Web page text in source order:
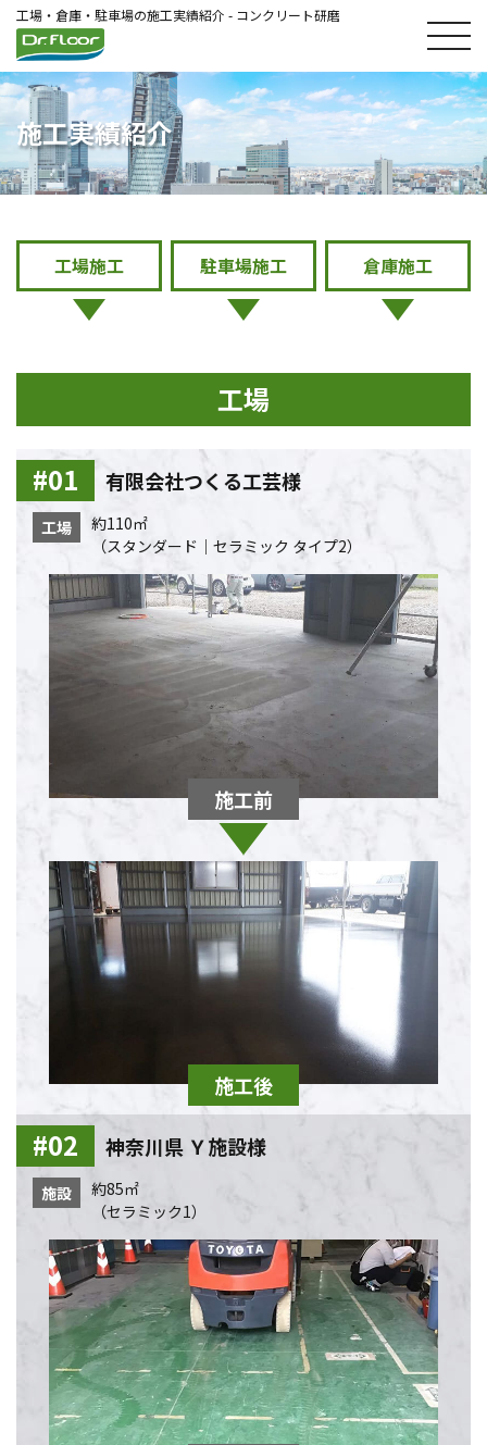
工場・倉庫・駐車場の施工実績紹介 - コンクリート研磨
施工実績紹介
工場施工 駐車場施工 倉庫施工
工場
有限会社つくる工芸様
工場
約110㎡
（スタンダード｜セラミック タイプ2）
神奈川県 Ｙ施設様
施設
約85㎡
（セラミック1）